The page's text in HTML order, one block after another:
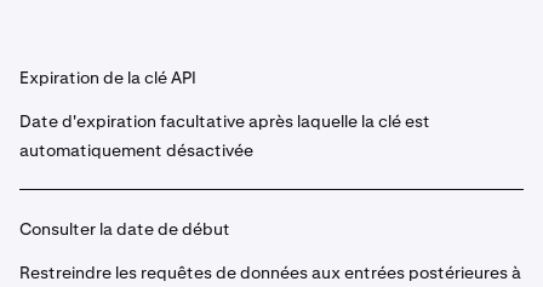
Expiration de la clé API
Date d'expiration facultative après laquelle la clé est
automatiquement désactivée
Consulter la date de début
Restreindre les requêtes de données aux entrées postérieures à